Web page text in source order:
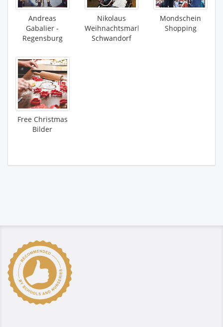
Andreas
Gabalier -
Regensburg
Nikolaus
Weihnachtsmarkt
Schwandorf
Mondschein
Shopping
Free Christmas
Bilder